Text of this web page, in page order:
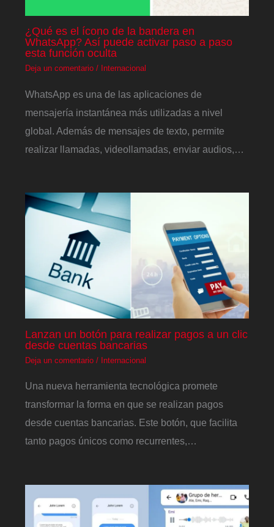
¿Qué es el ícono de la bandera en
WhatsApp? Así puede activar paso a paso
esta función oculta
Deja un comentario / Internacional
WhatsApp es una de las aplicaciones de
mensajería instantánea más utilizadas a nivel
global. Además de mensajes de texto, permite
realizar llamadas, videollamadas, enviar audios,…
Lanzan un botón para realizar pagos a un clic
desde cuentas bancarias
Deja un comentario / Internacional
Una nueva herramienta tecnológica promete
transformar la forma en que se realizan pagos
desde cuentas bancarias. Este botón, que facilita
tanto pagos únicos como recurrentes,…